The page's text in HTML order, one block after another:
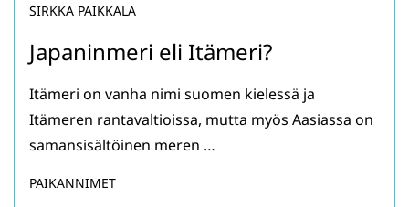
Japaninmeri eli Itämeri?
SIRKKA PAIKKALA
Itämeri on vanha nimi suomen kielessä ja
Itämeren rantavaltioissa, mutta myös Aasiassa on
samansisältöinen meren …
PAIKANNIMET